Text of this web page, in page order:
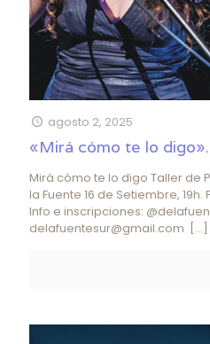
agosto 2, 2025
«Mirá cómo te lo
Mirá cómo te lo digo Taller de
la Fuente 16 de Setiembre,
Info e inscripciones:
delafuentesur@gmail.com […]